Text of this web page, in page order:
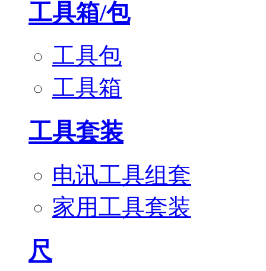
工具箱/包
工具包
工具箱
工具套装
电讯工具组套
家用工具套装
尺